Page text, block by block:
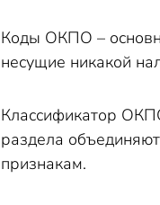
Коды ОКПО –
несущие никакой
Классификатор
раздела
признакам.